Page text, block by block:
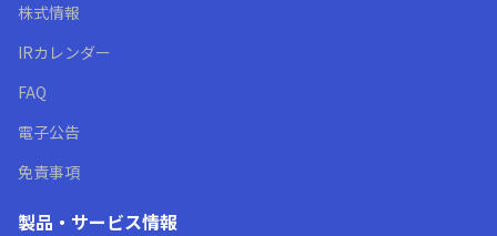
株式情報
IRカレンダー
FAQ
電子公告
免責事項
製品・サービス情報